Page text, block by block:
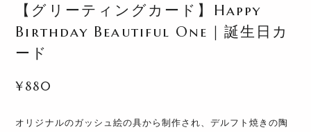
【グリーティングカード】Happy
Birthday Beautiful One｜誕生日カ
ード
¥880
オリジナルのガッシュ絵の具から制作され、デルフト焼きの陶